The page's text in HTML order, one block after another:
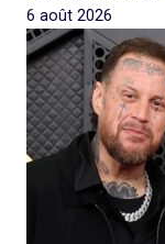
6 août 2026